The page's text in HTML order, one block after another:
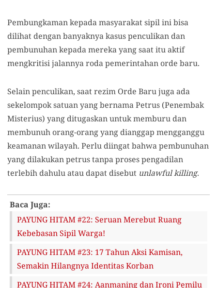
Pembungkaman kepada masyarakat sipil ini bisa
dilihat dengan banyaknya kasus penculikan dan
pembunuhan kepada mereka yang saat itu aktif
mengkritisi jalannya roda pemerintahan orde baru.
Selain penculikan, saat rezim Orde Baru juga ada
sekelompok satuan yang bernama Petrus (Penembak
Misterius) yang ditugaskan untuk memburu dan
membunuh orang-orang yang dianggap mengganggu
keamanan wilayah. Perlu diingat bahwa pembunuhan
yang dilakukan petrus tanpa proses pengadilan
terlebih dahulu atau dapat disebut unlawful killing.
Baca Juga:
PAYUNG HITAM #22: Seruan Merebut Ruang
Kebebasan Sipil Warga!
PAYUNG HITAM #23: 17 Tahun Aksi Kamisan,
Semakin Hilangnya Identitas Korban
PAYUNG HITAM #24: Aanmaning dan Ironi Pemilu